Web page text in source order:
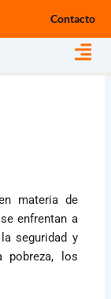
Contacto
materia de
enfrentan a
seguridad y
pobreza, los